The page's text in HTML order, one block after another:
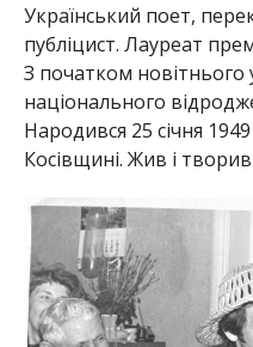
Український поет,
публіцист. Лауреат
З початком новітнього
національного
Народився 25 січня
Косівщині. Жив і